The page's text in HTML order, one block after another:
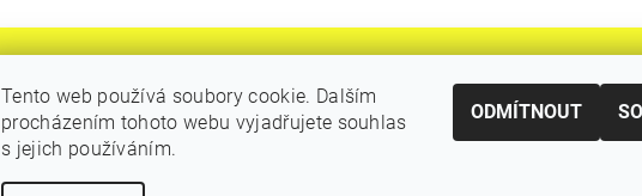
Původní eshop rulik.cz
Tento web používá soubory cookie. Dalším
procházením tohoto webu vyjadřujete souhlas
s jejich používáním.
ODMÍTNOUT